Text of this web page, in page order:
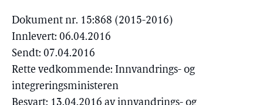
Dokument nr. 15:868 (2015-2016)
Innlevert: 06.04.2016
Sendt: 07.04.2016
Rette vedkommende: Innvandrings- og
integreringsministeren